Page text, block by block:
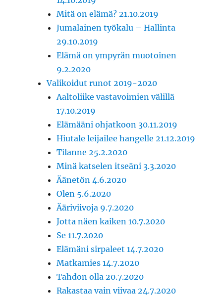
Mitä on elämä? 21.10.2019
Jumalainen työkalu – Hallinta
29.10.2019
Elämä on ympyrän muotoinen
9.2.2020
Valikoidut runot 2019-2020
Aaltoliike vastavoimien välillä
17.10.2019
Elämääni ohjatkoon 30.11.2019
Hiutale leijailee hangelle 21.12.2019
Tilanne 25.2.2020
Minä katselen itseäni 3.3.2020
Äänetön 4.6.2020
Olen 5.6.2020
Ääriviivoja 9.7.2020
Jotta näen kaiken 10.7.2020
Se 11.7.2020
Elämäni sirpaleet 14.7.2020
Matkamies 14.7.2020
Tahdon olla 20.7.2020
Rakastaa vain viivaa 24.7.2020